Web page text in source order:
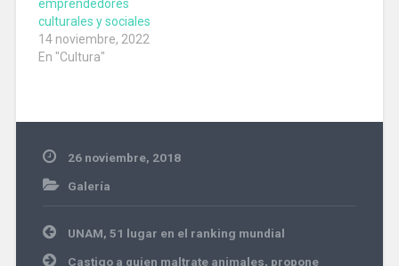
emprendedores
culturales y sociales
14 noviembre, 2022
En "Cultura"
26 noviembre, 2018
Galería
Navegación
entradas
UNAM, 51 lugar en el ranking mundial
Castigo a quien maltrate animales, propone